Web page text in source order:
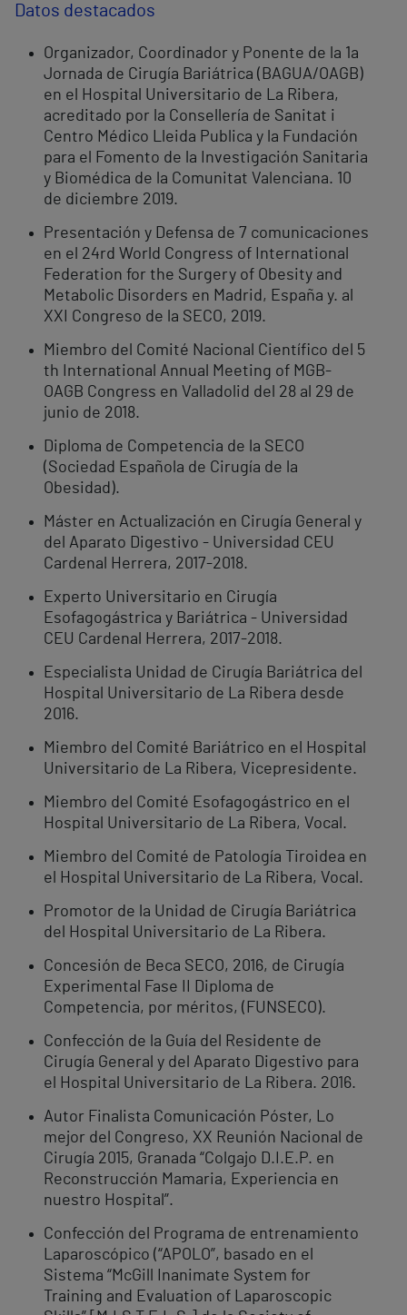
Datos destacados
Organizador, Coordinador y Ponente de la 1a
Jornada de Cirugía Bariátrica (BAGUA/OAGB)
en el Hospital Universitario de La Ribera,
acreditado por la Consellería de Sanitat i
Centro Médico Lleida Publica y la Fundación
para el Fomento de la Investigación Sanitaria
y Biomédica de la Comunitat Valenciana. 10
de diciembre 2019.
Presentación y Defensa de 7 comunicaciones
en el 24rd World Congress of International
Federation for the Surgery of Obesity and
Metabolic Disorders en Madrid, España y. al
XXI Congreso de la SECO, 2019.
Miembro del Comité Nacional Científico del 5
th International Annual Meeting of MGB-
OAGB Congress en Valladolid del 28 al 29 de
junio de 2018.
Diploma de Competencia de la SECO
(Sociedad Española de Cirugía de la
Obesidad).
Máster en Actualización en Cirugía General y
del Aparato Digestivo - Universidad CEU
Cardenal Herrera, 2017-2018.
Experto Universitario en Cirugía
Esofagogástrica y Bariátrica - Universidad
CEU Cardenal Herrera, 2017-2018.
Especialista Unidad de Cirugía Bariátrica del
Hospital Universitario de La Ribera desde
2016.
Miembro del Comité Bariátrico en el Hospital
Universitario de La Ribera, Vicepresidente.
Miembro del Comité Esofagogástrico en el
Hospital Universitario de La Ribera, Vocal.
Miembro del Comité de Patología Tiroidea en
el Hospital Universitario de La Ribera, Vocal.
Promotor de la Unidad de Cirugía Bariátrica
del Hospital Universitario de La Ribera.
Concesión de Beca SECO, 2016, de Cirugía
Experimental Fase II Diploma de
Competencia, por méritos, (FUNSECO).
Confección de la Guía del Residente de
Cirugía General y del Aparato Digestivo para
el Hospital Universitario de La Ribera. 2016.
Autor Finalista Comunicación Póster, Lo
mejor del Congreso, XX Reunión Nacional de
Cirugía 2015, Granada “Colgajo D.I.E.P. en
Reconstrucción Mamaria, Experiencia en
nuestro Hospital”.
Confección del Programa de entrenamiento
Laparoscópico (“APOLO”, basado en el
Sistema “McGill Inanimate System for
Training and Evaluation of Laparoscopic